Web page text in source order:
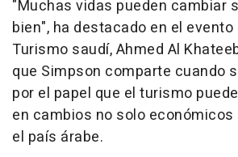
"Muchas vidas pueden cambiar
bien", ha destacado en el
Turismo saudí, Ahmed Al
que Simpson comparte cuando
por el papel que el turismo
en cambios no solo
el país árabe.